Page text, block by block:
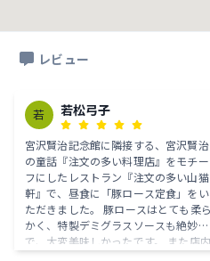
レビュー
若 若松弓子
宮沢賢治記念館に隣接する、宮沢賢治
の童話『注文の多い料理店』をモチー
フにしたレストラン『注文の多い山猫
軒』で、昼食に「豚ロース定食」をい
ただきました。 豚ロースはとても柔ら
かく、特製デミグラスソースも絶妙
で、大変美味しかったです。 また店内